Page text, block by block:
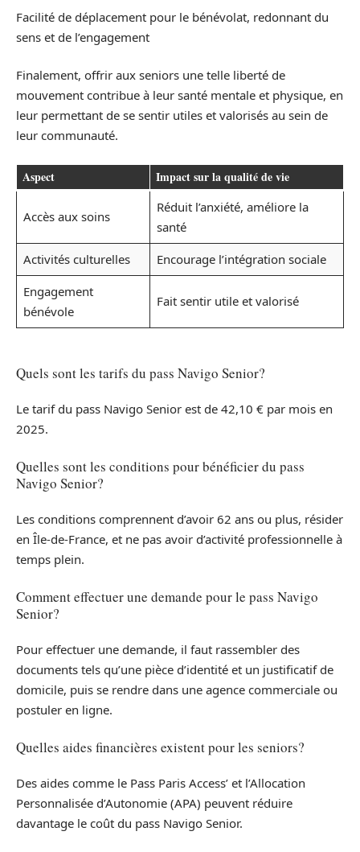
Facilité de déplacement pour le bénévolat, redonnant du
sens et de l’engagement
Finalement, offrir aux seniors une telle liberté de
mouvement contribue à leur santé mentale et physique, en
leur permettant de se sentir utiles et valorisés au sein de
leur communauté.
Aspect Impact sur la qualité de vie
Accès aux soins
Réduit l’anxiété, améliore la
santé
Activités culturelles
Encourage l’intégration sociale
Engagement
bénévole
Fait sentir utile et valorisé
Quels sont les tarifs du pass Navigo Senior?
Le tarif du pass Navigo Senior est de 42,10 € par mois en
2025.
Quelles sont les conditions pour bénéficier du pass
Navigo Senior?
Les conditions comprennent d’avoir 62 ans ou plus, résider
en Île-de-France, et ne pas avoir d’activité professionnelle à
temps plein.
Comment effectuer une demande pour le pass Navigo
Senior?
Pour effectuer une demande, il faut rassembler des
documents tels qu’une pièce d’identité et un justificatif de
domicile, puis se rendre dans une agence commerciale ou
postuler en ligne.
Quelles aides financières existent pour les seniors?
Des aides comme le Pass Paris Access’ et l’Allocation
Personnalisée d’Autonomie (APA) peuvent réduire
davantage le coût du pass Navigo Senior.